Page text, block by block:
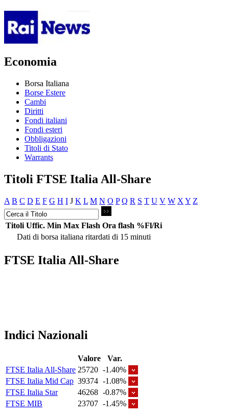
Economia
Borsa Italiana
Borse Estere
Cambi
Diritti
Fondi italiani
Fondi esteri
Obbligazioni
Titoli di Stato
Warrants
Titoli FTSE Italia All-Share
A B C D E F G H I J K L M N O P Q R S T U V W X Y Z
Titoli Uffic. Min Max Flash Ora flash %Fl/Ri
Dati di borsa italiana ritardati di 15 minuti
FTSE Italia All-Share
Indici Nazionali
Valore
Var.
FTSE Italia All-Share 25720 -1.40%
FTSE Italia Mid Cap 39374 -1.08%
FTSE Italia Star
46268 -0.87%
FTSE MIB
23707 -1.45%